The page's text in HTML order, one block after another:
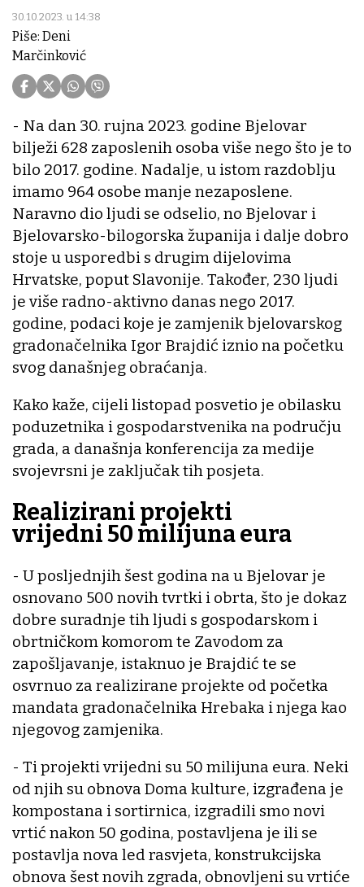
30.10.2023. u 14:38
Piše: Deni
Marčinković
- Na dan 30. rujna 2023. godine Bjelovar
bilježi 628 zaposlenih osoba više nego što je to
bilo 2017. godine. Nadalje, u istom razdoblju
imamo 964 osobe manje nezaposlene.
Naravno dio ljudi se odselio, no Bjelovar i
Bjelovarsko-bilogorska županija i dalje dobro
stoje u usporedbi s drugim dijelovima
Hrvatske, poput Slavonije. Također, 230 ljudi
je više radno-aktivno danas nego 2017.
godine, podaci koje je zamjenik bjelovarskog
gradonačelnika Igor Brajdić iznio na početku
svog današnjeg obraćanja.
Kako kaže, cijeli listopad posvetio je obilasku
poduzetnika i gospodarstvenika na području
grada, a današnja konferencija za medije
svojevrsni je zaključak tih posjeta.
Realizirani projekti
vrijedni 50 milijuna eura
- U posljednjih šest godina na u Bjelovar je
osnovano 500 novih tvrtki i obrta, što je dokaz
dobre suradnje tih ljudi s gospodarskom i
obrtničkom komorom te Zavodom za
zapošljavanje, istaknuo je Brajdić te se
osvrnuo za realizirane projekte od početka
mandata gradonačelnika Hrebaka i njega kao
njegovog zamjenika.
- Ti projekti vrijedni su 50 milijuna eura. Neki
od njih su obnova Doma kulture, izgrađena je
kompostana i sortirnica, izgradili smo novi
vrtić nakon 50 godina, postavljena je ili se
postavlja nova led rasvjeta, konstrukcijska
obnova šest novih zgrada, obnovljeni su vrtiće